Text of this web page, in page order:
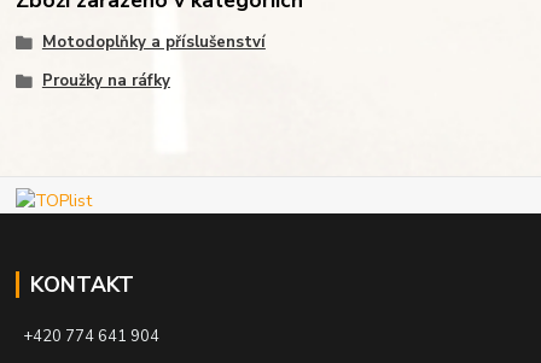
Motodoplňky a příslušenství
Proužky na ráfky
KONTAKT
+420 774 641 904